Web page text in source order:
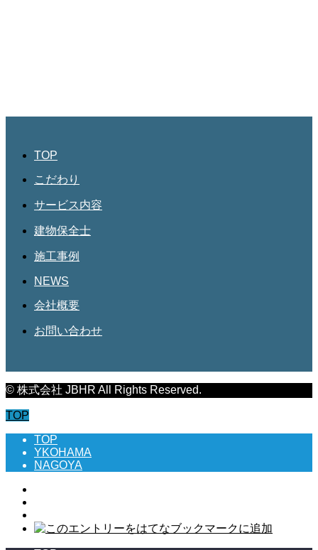
TOP
こだわり
サービス内容
建物保全士
施工事例
NEWS
会社概要
お問い合わせ
© 株式会社 JBHR All Rights Reserved.
TOP
TOP
YKOHAMA
NAGOYA